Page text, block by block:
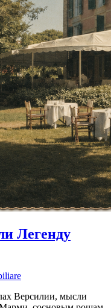
Легенду
Версилии, мысли